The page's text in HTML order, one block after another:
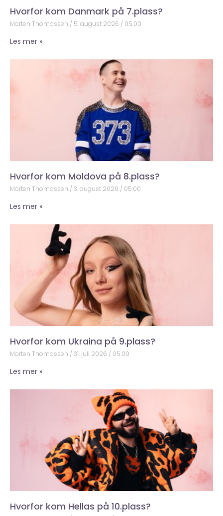
Hvorfor kom Danmark på 7.plass?
Morten Thomassen 5. august 2026 05:00
Les mer »
Hvorfor kom Moldova på 8.plass?
Morten Thomassen 3. august 2026 05:00
Les mer »
Hvorfor kom Ukraina på 9.plass?
Morten Thomassen 31. juli 2026 05:00
Les mer »
Hvorfor kom Hellas på 10.plass?